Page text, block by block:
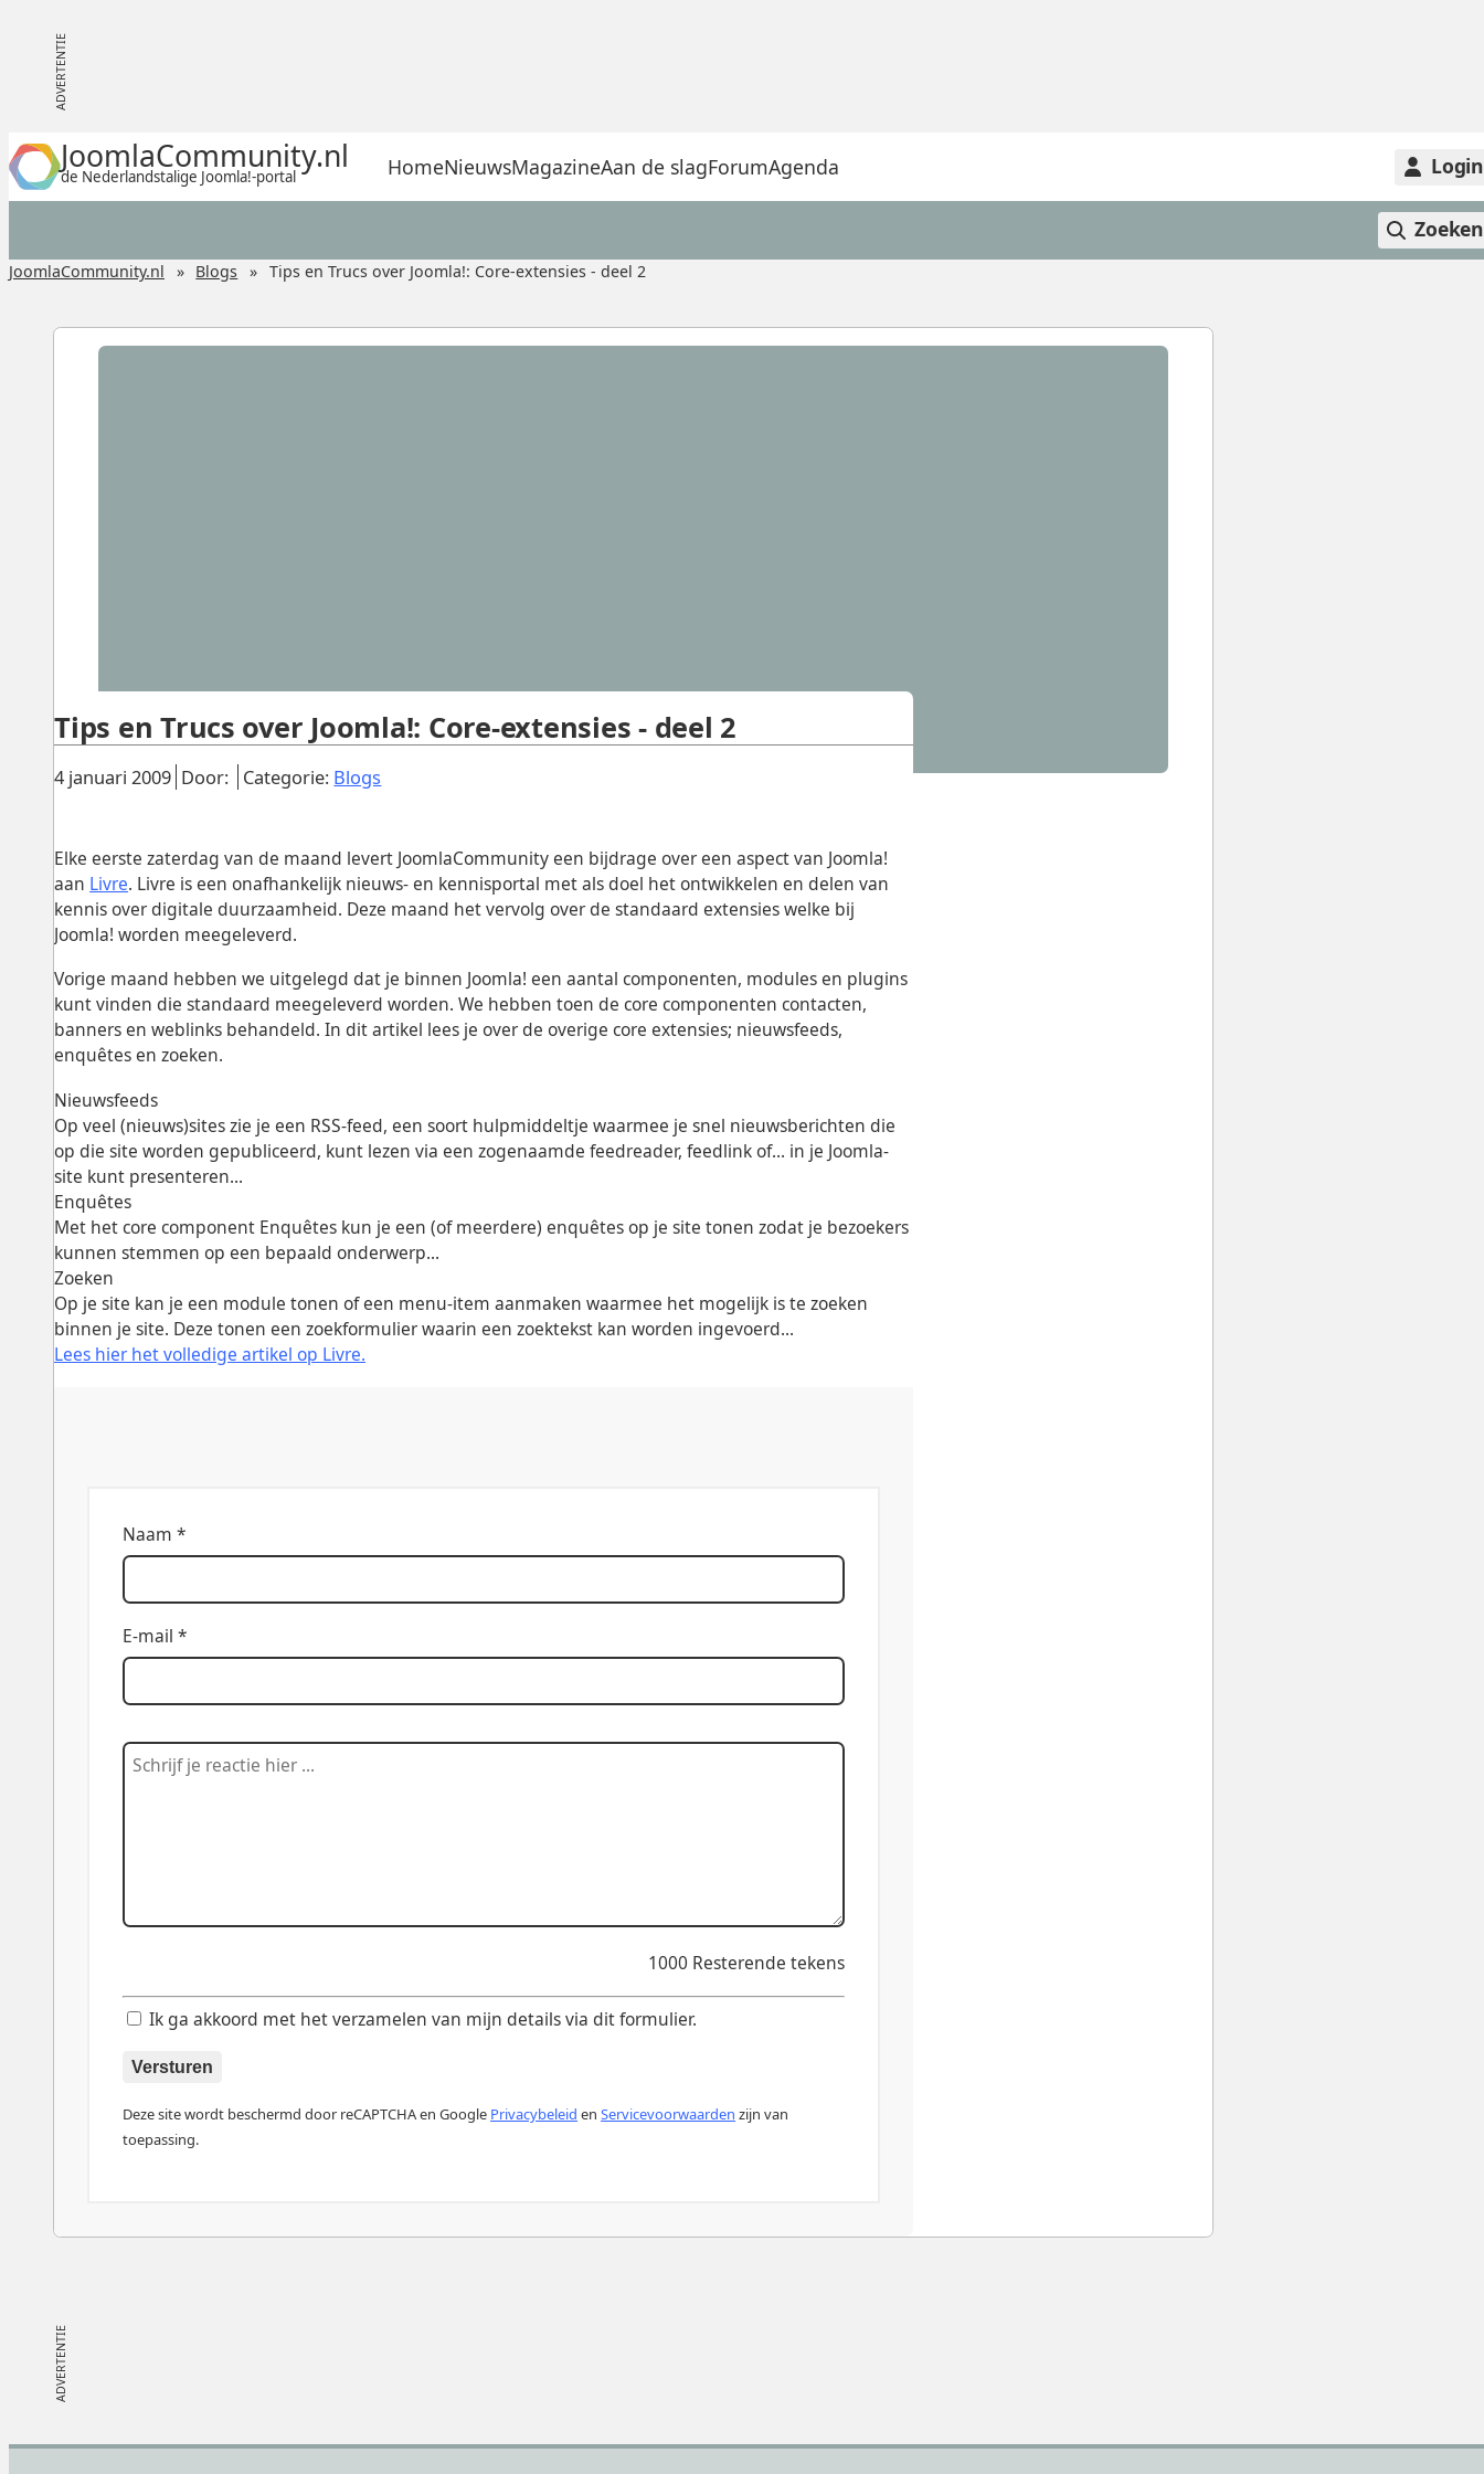
JoomlaCommunity.nl
de Nederlandstalige Joomla!-portal HomeNieuwsMagazineAan de slagForumAgenda Login
Zoeken
JoomlaCommunity.nl Blogs Tips en Trucs over Joomla!: Core-extensies - deel 2
Gepubliceerd:
4 januari 2009. Door: Categorie: Blogs
Tips en Trucs over Joomla!: Core-extensies - deel 2
Elke eerste zaterdag van de maand levert JoomlaCommunity een bijdrage over een aspect van Joomla!
aan Livre. Livre is een onafhankelijk nieuws- en kennisportal met als doel het ontwikkelen en delen van
kennis over digitale duurzaamheid. Deze maand het vervolg over de standaard extensies welke bij
Joomla! worden meegeleverd.
Vorige maand hebben we uitgelegd dat je binnen Joomla! een aantal componenten, modules en plugins
kunt vinden die standaard meegeleverd worden. We hebben toen de core componenten contacten,
banners en weblinks behandeld. In dit artikel lees je over de overige core extensies; nieuwsfeeds,
enquêtes en zoeken.
Nieuwsfeeds
Op veel (nieuws)sites zie je een RSS-feed, een soort hulpmiddeltje waarmee je snel nieuwsberichten die
op die site worden gepubliceerd, kunt lezen via een zogenaamde feedreader, feedlink of... in je Joomla-
site kunt presenteren...
Enquêtes
Met het core component Enquêtes kun je een (of meerdere) enquêtes op je site tonen zodat je bezoekers
kunnen stemmen op een bepaald onderwerp...
Zoeken
Op je site kan je een module tonen of een menu-item aanmaken waarmee het mogelijk is te zoeken
binnen je site. Deze tonen een zoekformulier waarin een zoektekst kan worden ingevoerd...
Lees hier het volledige artikel op Livre.
Naam *
E-mail *
1000 Resterende tekens
Ik ga akkoord met het verzamelen van mijn details via dit formulier.
Versturen
Deze site wordt beschermd door reCAPTCHA en Google Privacybeleid enServicevoorwaarden zijn van
toepassing.